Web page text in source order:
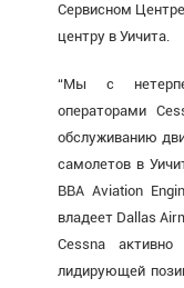
Сервисном
центру в Уичита.
“Мы с
операторами
обслуживанию
самолетов в
BBA Aviation
владеет Dallas
Cessna
лидирующей